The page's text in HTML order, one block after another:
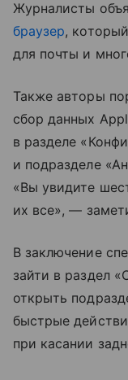
Журналисты
браузер,
для почты и
Также авторы
сбор данных
в разделе
и подразделе
«Вы увидите
их все», —
В заключение
зайти в раздел
открыть
быстрые
при касании